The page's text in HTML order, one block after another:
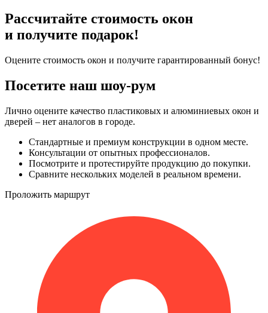
Рассчитайте стоимость окон
и получите подарок!
Оцените стоимость окон и получите гарантированный бонус!
Посетите наш шоу-рум
Лично оцените качество пластиковых и алюминиевых окон и
дверей – нет аналогов в городе.
Стандартные и премиум конструкции в одном месте.
Консультации от опытных профессионалов.
Посмотрите и протестируйте продукцию до покупки.
Сравните нескольких моделей в реальном времени.
Проложить маршрут